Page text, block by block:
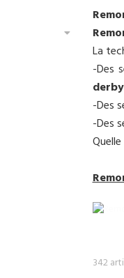
La
-Des
derby
-Des
-Des
342